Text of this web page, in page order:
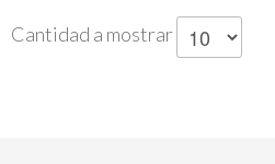
Cantidad a mostrar